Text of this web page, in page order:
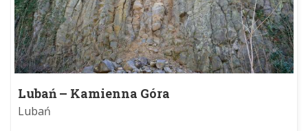
Lubań – Kamienna Góra
Lubań